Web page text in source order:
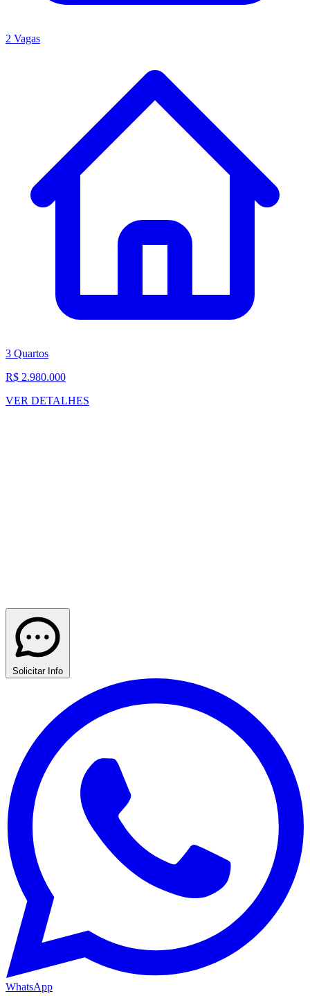
2 Vagas
3 Quartos
R$ 2.980.000
VER DETALHES
Solicitar Info
WhatsApp